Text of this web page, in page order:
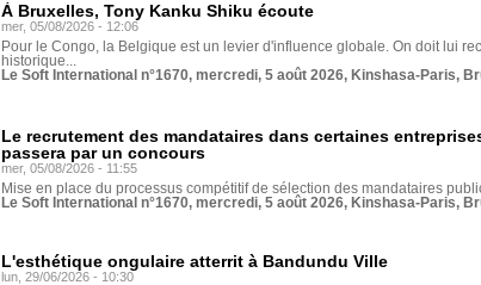
À Bruxelles, Tony Kanku Shiku écoute
mer, 05/08/2026 - 12:06
Pour le Congo, la Belgique est un levier d'influence globale. On doit lui
historique...
Le Soft International n°1670, mercredi, 5 août 2026, Kinshasa-Paris,
Le recrutement des mandataires dans certaines
passera par un concours
mer, 05/08/2026 - 11:55
Mise en place du processus compétitif de sélection des mandataires
Le Soft International n°1670, mercredi, 5 août 2026, Kinshasa-Paris,
L'esthétique ongulaire atterrit à Bandundu Ville
lun, 29/06/2026 - 10:30